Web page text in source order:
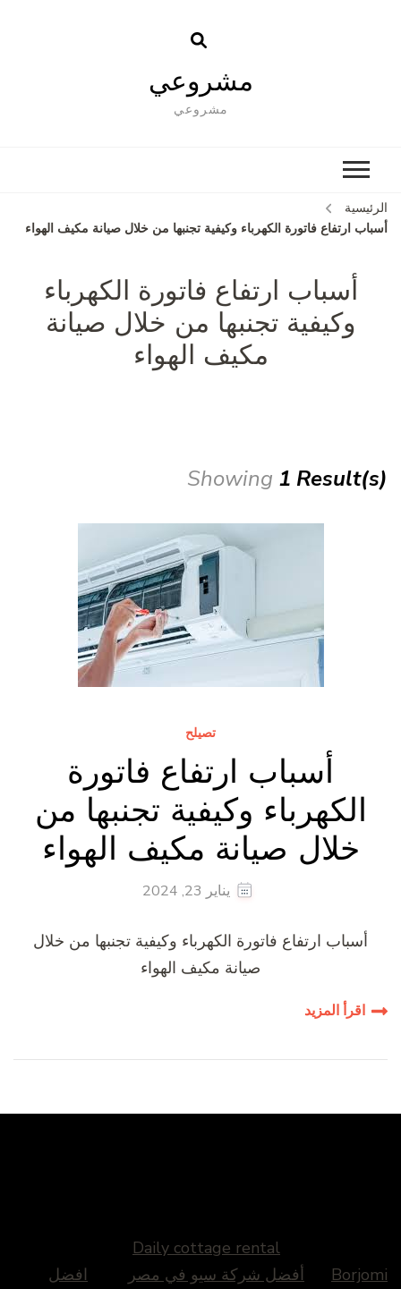
مشروعي
مشروعي
الرئيسية
أسباب ارتفاع فاتورة الكهرباء وكيفية تجنبها من خلال صيانة مكيف الهواء
أسباب ارتفاع فاتورة الكهرباء
وكيفية تجنبها من خلال صيانة
مكيف الهواء
Showing 1 Result(s)
تصيلح
أسباب ارتفاع فاتورة
الكهرباء وكيفية تجنبها من
خلال صيانة مكيف الهواء
يناير 23, 2024
أسباب ارتفاع فاتورة الكهرباء وكيفية تجنبها من خلال
صيانة مكيف الهواء
اقرأ المزيد
Daily cottage rental
Borjomi
أفضل شركة سيو في مصر
افضل